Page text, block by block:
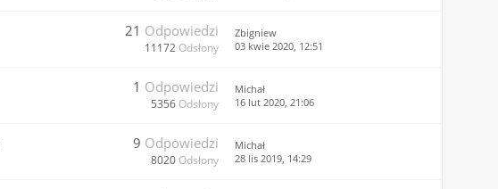
21 Odpowiedzi
11172 Odsłony
Zbigniew
03 kwie 2020, 12:51
1 Odpowiedzi
5356 Odsłony
Michał
16 lut 2020, 21:06
9 Odpowiedzi
8020 Odsłony
Michał
28 lis 2019, 14:29